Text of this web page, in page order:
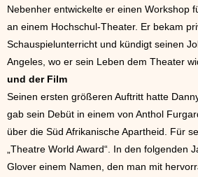
Nebenher entwickelte er einen Workshop
an einem Hochschul-Theater. Er bekam
Schauspielunterricht und kündigt seinen
Angeles, wo er sein Leben dem Theater
und der Film
Seinen ersten größeren Auftritt hatte
gab sein Debüt in einem von Anthol
über die Süd Afrikanische Apartheid. Für
„Theatre World Award“. In den folgenden
Glover einem Namen, den man mit